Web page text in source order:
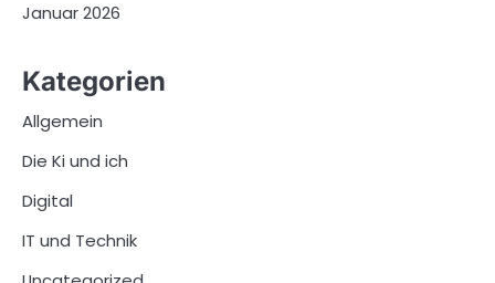
Januar 2026
Kategorien
Allgemein
Die Ki und ich
Digital
IT und Technik